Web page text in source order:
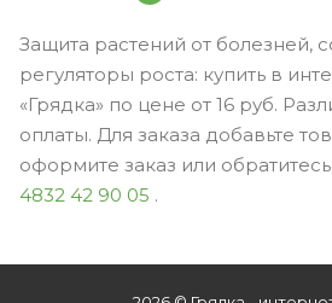
Защита растений от болезней,
регуляторы роста: купить в
«Грядка» по цене от 16 руб.
оплаты. Для заказа добавьте
оформите заказ или
4832 42 90 05 .